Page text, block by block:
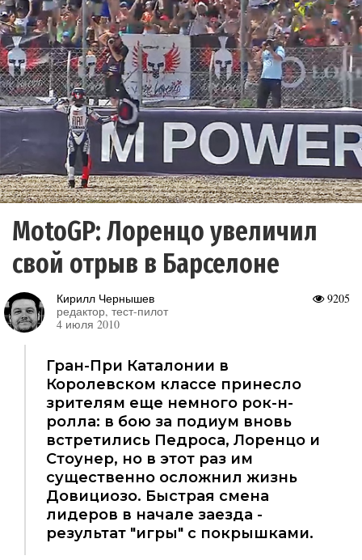
MotoGP: Лоренцо увеличил
свой отрыв в Барселоне
9205
Кирилл Чернышев
редактор, тест-пилот
4 июля 2010
Гран-При Каталонии в
Королевском классе принесло
зрителям еще немного рок-н-
ролла: в бою за подиум вновь
встретились Педроса, Лоренцо и
Стоунер, но в этот раз им
существенно осложнил жизнь
Довициозо. Быстрая смена
лидеров в начале заезда -
результат "игры" с покрышками.